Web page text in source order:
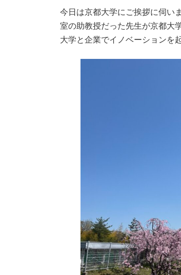
新
日
時
:
今日は京都大学にご挨拶に伺い
室の助教授だった先生が京都大
大学と企業でイノベーションを